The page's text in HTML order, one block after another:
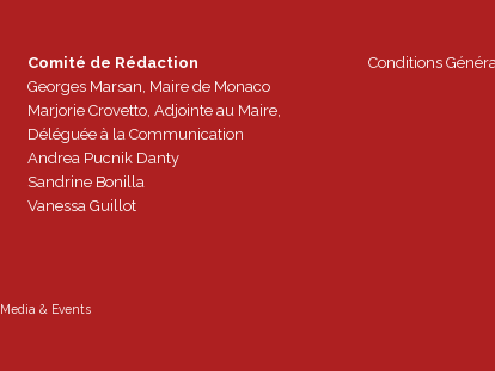
Comité de Rédaction
Georges Marsan, Maire de Monaco
Marjorie Crovetto, Adjointe au Maire,
Déléguée à la Communication
Andrea Pucnik Danty
Sandrine Bonilla
Vanessa Guillot
Conditions
Media & Events